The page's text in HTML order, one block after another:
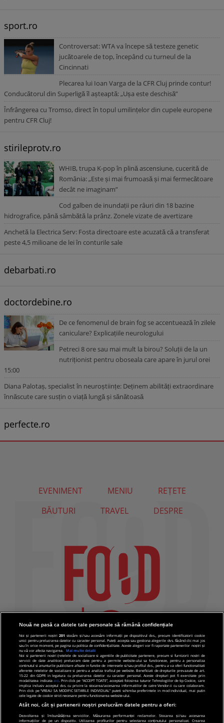
sport.ro
Controversat: WTA va începe să testeze genetic
jucătoarele de top, începând cu turneul de la
Cincinnati
Plecarea lui Ioan Varga de la CFR Cluj prinde contur!
Conducătorul din Superligă îl așteaptă: „Ușa este deschisă”
Înfrângerea cu Tromso, direct în topul umilințelor din cupele europene
pentru CFR Cluj!
stirileprotv.ro
WHIB, trupa K-pop în plină ascensiune, cucerită de
România: „Este și mai frumoasă și mai fermecătoare
decât ne imaginam”
Cod galben de inundații pe râuri din 18 bazine
hidrografice, până sâmbătă la prânz. Zonele vizate de avertizare
Anchetă la Electrica Serv: Fosta directoare este acuzată că a transferat
peste 4,5 milioane de lei în conturile sale
debarbati.ro
doctordebine.ro
De ce fenomenul de brain fog se accentuează în zilele
caniculare? Explicațiile neurologului
Petreci 8 ore sau mai mult la birou? Soluții de la un
nutriționist pentru oboseala care apare în jurul orei
15:00
Diana Palotaș, specialist în neuroștiințe: Deținem abilități extraordinare
înnăscute care susțin o viață lungă și sănătoasă
perfecte.ro
EVENIMENT MENIU
REȚETE
BĂUTURI
TRAVEL DESPRE
Nouă ne pasă ca datele tale personale să rămână confidențiale
Noi și partenerii noștri201 stocăm și/sau accesăm informații pe dispozitivul dvs., precum identificatorii cookie
unici pentru prelucrarea datelor cu caracter personal. Puteți accepta sau gestiona alegerile dvs. făcând clic mai jos
sau în orice moment, pe pagina cu politica de confidențialitate. Aceste alegeri vor fi raportate partenerilor noștri și
nu vă vor afecta navigarea.
Mai multe detalii
Noi si partenerii nostri (retelele de socializare si agentiile de publicitate partenere, precum si furnizorii nostri de
servicii de date analitice) prelucram date pentru a permite website-ului sa functioneze, pentru a personaliza
continutul si anunturile publicitare afisate in functie de interesele si/sau profilul dvs., pentru a va oferi functionalitati
aferente retelelor de socializare si pentru a analiza traficul pe website. Beneficiati de drepturile prevazute de art.
15-22 din GDPR in legatura cu prelucrarea datelor cu caracter personal. Aceste drepturi pot fi exercitate prin
modalitatea indicata aici. Prin click pe “ACCEPT TOATE”, acceptati folosirea tuturor Tehnologiilor de tip Cookie, care
implica inclusiv acceptul dvs. cu privire la stocarea/accesarea informatiilor de catre Vendor-ii cu care colaboram.
Prin click pe “VREAU SA MODIFIC SETARILE INDIVIDUAL” puteti schimba preferintele in mod individual, mai putin
cele legate de cookie strict necesare pentru functionarea website-ului.
Atât noi, cât și partenerii noștri prelucrăm datele pentru a oferi:
Dezvoltarea și îmbunătățirea serviciilor. Măsurarea performanței reclamelor. Stocarea și/sau accesarea
informațiilor de pe un dispozitiv. Utilizarea profilurilor pentru selectarea conținutului personalizat. Crearea